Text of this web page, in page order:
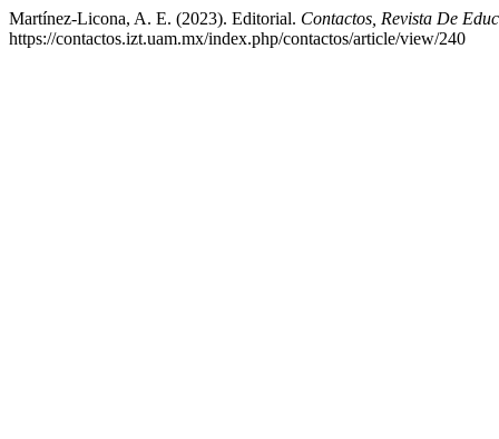
Martínez-Licona, A. E. (2023). Editorial. Contactos, Revista De
https://contactos.izt.uam.mx/index.php/contactos/article/view/240